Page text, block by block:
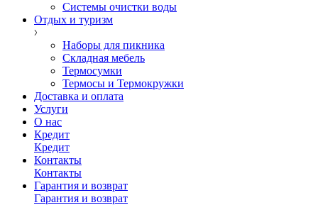
Системы очистки воды
Отдых и туризм
Наборы для пикника
Складная мебель
Термосумки
Термосы и Термокружки
Доставка и оплата
Услуги
О нас
Кредит
Кредит
Контакты
Контакты
Гарантия и возврат
Гарантия и возврат